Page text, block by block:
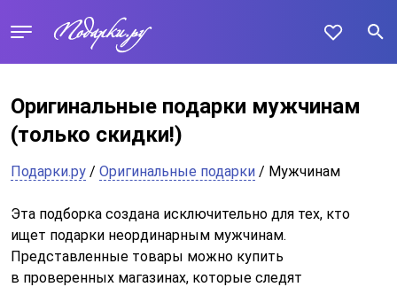
Оригинальные подарки мужчинам
(только скидки!)
Подарки.ру / Оригинальные подарки / Мужчинам
Эта подборка создана исключительно для тех, кто
ищет подарки неординарным мужчинам.
Представленные товары можно купить
в проверенных магазинах, которые следят